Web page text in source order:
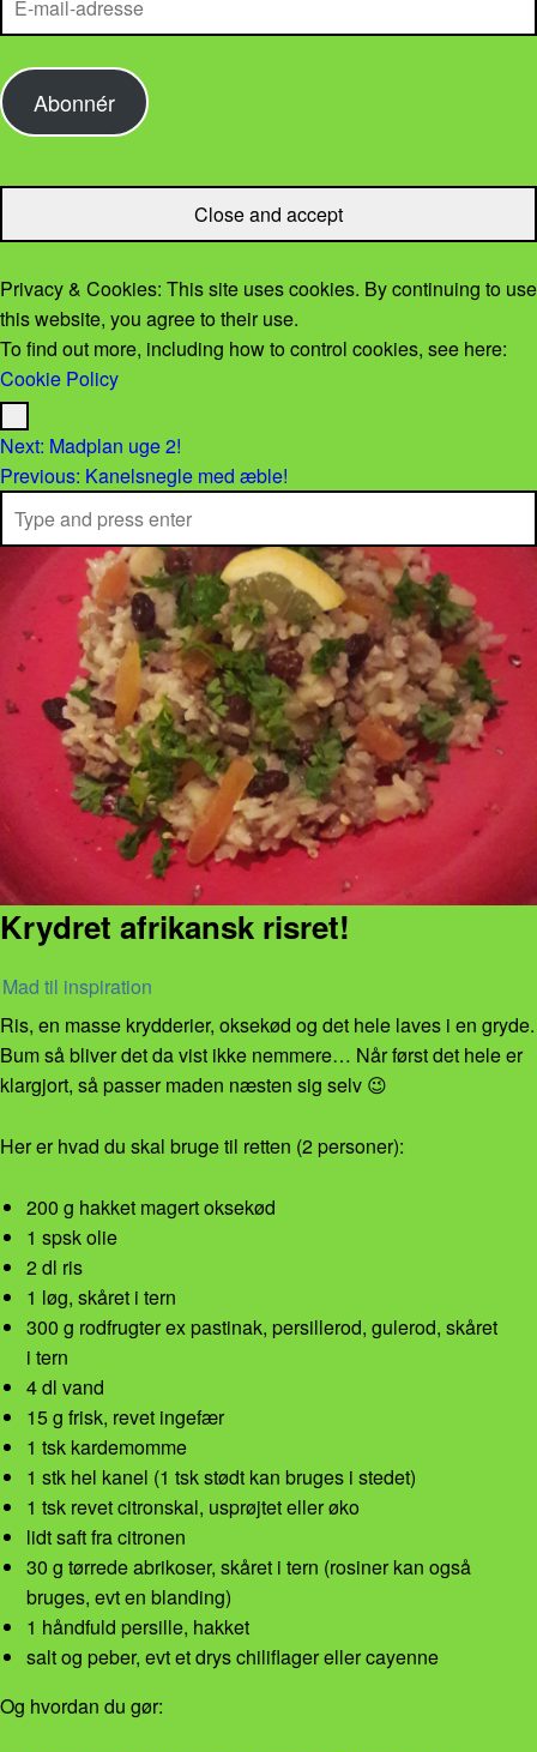
Abonnér
Privacy & Cookies: This site uses cookies. By continuing to use
this website, you agree to their use.
To find out more, including how to control cookies, see here:
Cookie Policy
Post navigation
Next: Madplan uge 2!
Previous: Kanelsnegle med æble!
Search
Krydret afrikansk risret!
Mad til inspiration
Ris, en masse krydderier, oksekød og det hele laves i en gryde.
Bum så bliver det da vist ikke nemmere… Når først det hele er
klargjort, så passer maden næsten sig selv 😉
Her er hvad du skal bruge til retten (2 personer):
200 g hakket magert oksekød
1 spsk olie
2 dl ris
1 løg, skåret i tern
300 g rodfrugter ex pastinak, persillerod, gulerod, skåret
i tern
4 dl vand
15 g frisk, revet ingefær
1 tsk kardemomme
1 stk hel kanel (1 tsk stødt kan bruges i stedet)
1 tsk revet citronskal, usprøjtet eller øko
lidt saft fra citronen
30 g tørrede abrikoser, skåret i tern (rosiner kan også
bruges, evt en blanding)
1 håndfuld persille, hakket
salt og peber, evt et drys chiliflager eller cayenne
Og hvordan du gør: